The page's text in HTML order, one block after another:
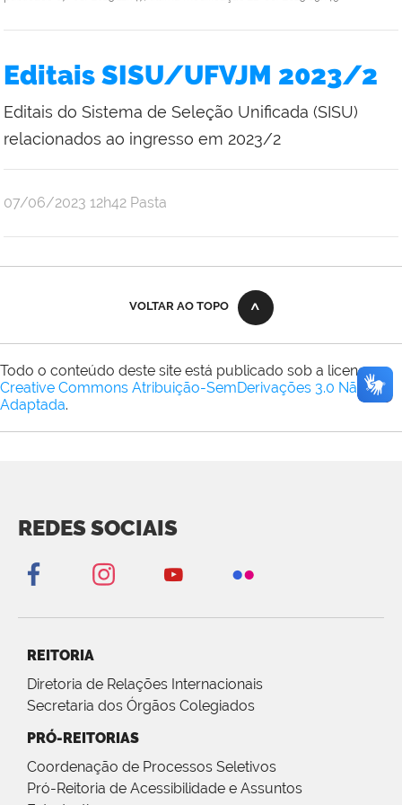
Editais SISU/UFVJM 2023/2
Editais do Sistema de Seleção Unificada (SISU)
relacionados ao ingresso em 2023/2
publicado
07/06/2023 12h42 Pasta
VOLTAR AO TOPO
Todo o conteúdo deste site está publicado sob a licença
Creative Commons Atribuição-SemDerivações 3.0 Não
Adaptada.
REDES SOCIAIS
REITORIA
Diretoria de Relações Internacionais
Secretaria dos Órgãos Colegiados
PRÓ-REITORIAS
Coordenação de Processos Seletivos
Pró-Reitoria de Acessibilidade e Assuntos